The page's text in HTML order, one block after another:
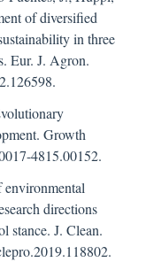
of diversified
in three
Eur. J. Agron.
Growth
4815.00152.
environmental
directions
stance. J. Clean.